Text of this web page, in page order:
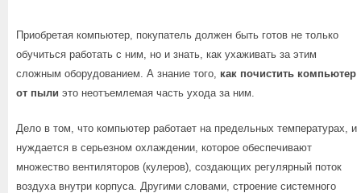
Приобретая компьютер, покупатель должен быть готов не только
обучиться работать с ним, но и знать, как ухаживать за этим
сложным оборудованием. А знание того, как почистить компьютер
от пыли это неотъемлемая часть ухода за ним.
Дело в том, что компьютер работает на предельных температурах, и
нуждается в серьезном охлаждении, которое обеспечивают
множество вентиляторов (кулеров), создающих регулярный поток
воздуха внутри корпуса. Другими словами, строение системного